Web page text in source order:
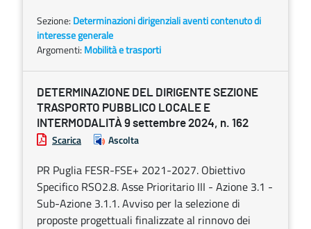
Sezione: Determinazioni dirigenziali aventi contenuto di
interesse generale
Argomenti: Mobilità e trasporti
DETERMINAZIONE DEL DIRIGENTE SEZIONE
TRASPORTO PUBBLICO LOCALE E
INTERMODALITÀ 9 settembre 2024, n. 162
Scarica Ascolta
PR Puglia FESR-FSE+ 2021-2027. Obiettivo
Specifico RSO2.8. Asse Prioritario III - Azione 3.1 -
Sub-Azione 3.1.1. Avviso per la selezione di
proposte progettuali finalizzate al rinnovo dei